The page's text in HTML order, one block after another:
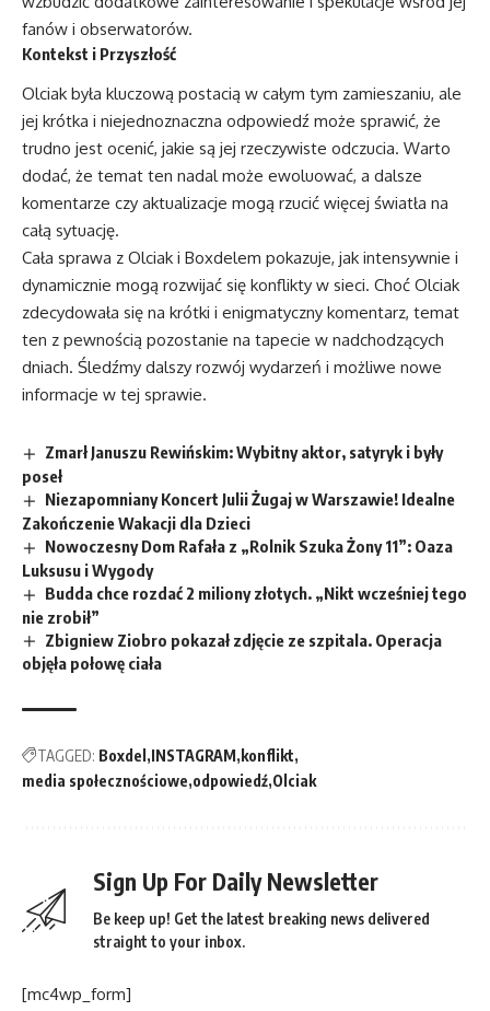
fanów i obserwatorów.
Kontekst i Przyszłość
Olciak była kluczową postacią w całym tym zamieszaniu, ale
jej krótka i niejednoznaczna odpowiedź może sprawić, że
trudno jest ocenić, jakie są jej rzeczywiste odczucia. Warto
dodać, że temat ten nadal może ewoluować, a dalsze
komentarze czy aktualizacje mogą rzucić więcej światła na
całą sytuację.
Cała sprawa z Olciak i Boxdelem pokazuje, jak intensywnie i
dynamicznie mogą rozwijać się konflikty w sieci. Choć Olciak
zdecydowała się na krótki i enigmatyczny komentarz, temat
ten z pewnością pozostanie na tapecie w nadchodzących
dniach. Śledźmy dalszy rozwój wydarzeń i możliwe nowe
informacje w tej sprawie.
Zmarł Januszu Rewińskim: Wybitny aktor, satyryk i były
poseł
Niezapomniany Koncert Julii Żugaj w Warszawie! Idealne
Zakończenie Wakacji dla Dzieci
Nowoczesny Dom Rafała z „Rolnik Szuka Żony 11”: Oaza
Luksusu i Wygody
Budda chce rozdać 2 miliony złotych. „Nikt wcześniej tego
nie zrobił”
Zbigniew Ziobro pokazał zdjęcie ze szpitala. Operacja
objęła połowę ciała
TAGGED: Boxdel INSTAGRAM konflikt
media społecznościowe odpowiedź Olciak
Sign Up For Daily Newsletter
Be keep up! Get the latest breaking news delivered
straight to your inbox.
[mc4wp_form]